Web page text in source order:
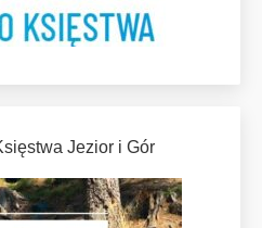
Jezior i Gór